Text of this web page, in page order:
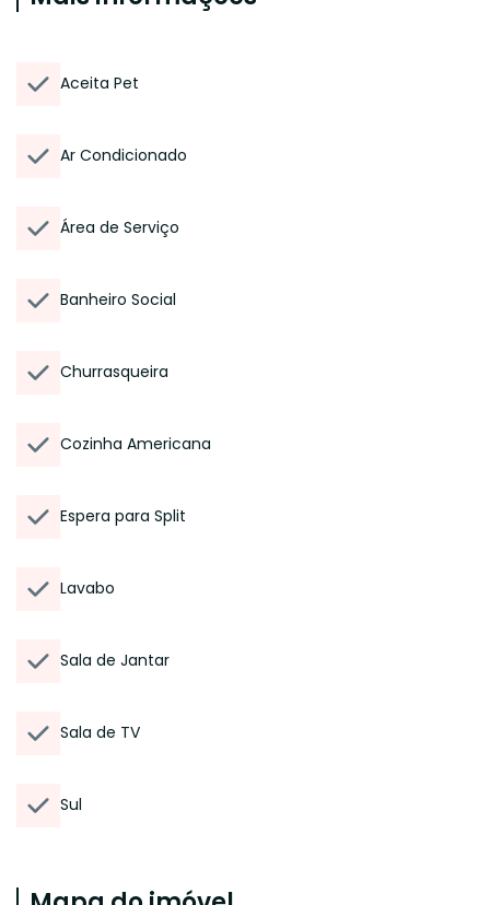
Aceita Pet
Ar Condicionado
Área de Serviço
Banheiro Social
Churrasqueira
Cozinha Americana
Espera para Split
Lavabo
Sala de Jantar
Sala de TV
Sul